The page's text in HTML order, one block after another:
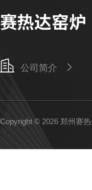
公司简介
Copyright © 2026 郑州赛